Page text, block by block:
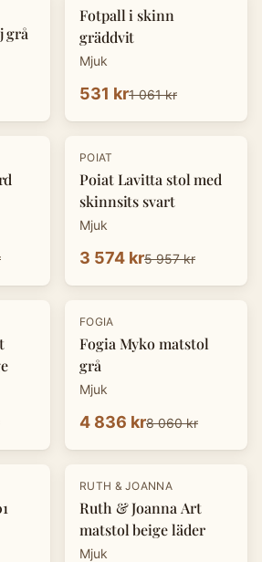
grå
-50
Fotpall i skinn
gräddvit
Mjuk
531 kr1 061 kr
-40 %
POIAT
Poiat Lavitta stol med
skinnsits svart
Mjuk
3 574 kr5 957 kr
-40%
FOGIA
Fogia Myko matstol
grå
Mjuk
4 836 kr8 060 kr
-40%
RUTH & JOANNA
Ruth & Joanna Art
matstol beige läder
Mjuk